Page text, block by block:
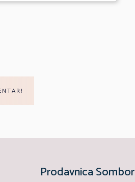
Prodavnica Sombor